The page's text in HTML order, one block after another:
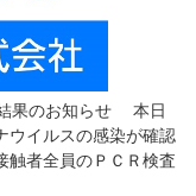
果のお知らせ 本日
ウイルスの感染が確認
触者全員のＰＣＲ検査